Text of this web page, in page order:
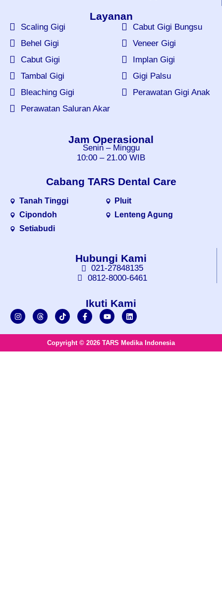
Layanan
Scaling Gigi
Behel Gigi
Cabut Gigi
Tambal Gigi
Bleaching Gigi
Perawatan Saluran Akar
Cabut Gigi Bungsu
Veneer Gigi
Implan Gigi
Gigi Palsu
Perawatan Gigi Anak
Jam Operasional
Senin – Minggu
10:00 – 21.00 WIB
Cabang TARS Dental Care
Tanah Tinggi
Cipondoh
Setiabudi
Pluit
Lenteng Agung
Hubungi Kami
021-27848135
0812-8000-6461
Ikuti Kami
Copyright © 2026 TARS Medika Indonesia